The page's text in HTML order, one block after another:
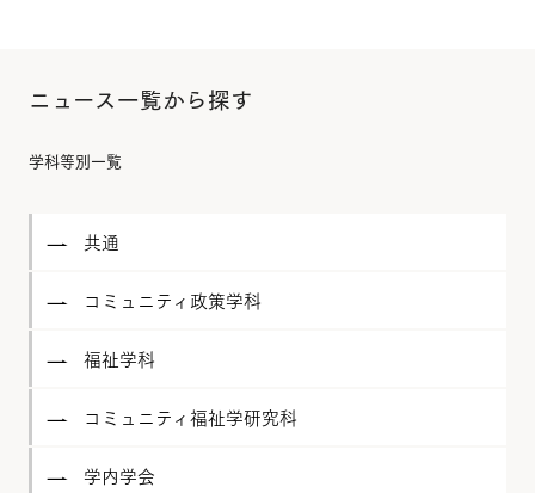
ニュース一覧から探す
学科等別一覧
共通
コミュニティ政策学科
福祉学科
コミュニティ福祉学研究科
学内学会